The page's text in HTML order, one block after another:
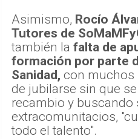
Asimismo, Rocío
Tutores de
también la falta de
formación por parte
Sanidad, con muchos
de jubilarse sin que
recambio y buscando
extracomunitacios,
todo el talento".